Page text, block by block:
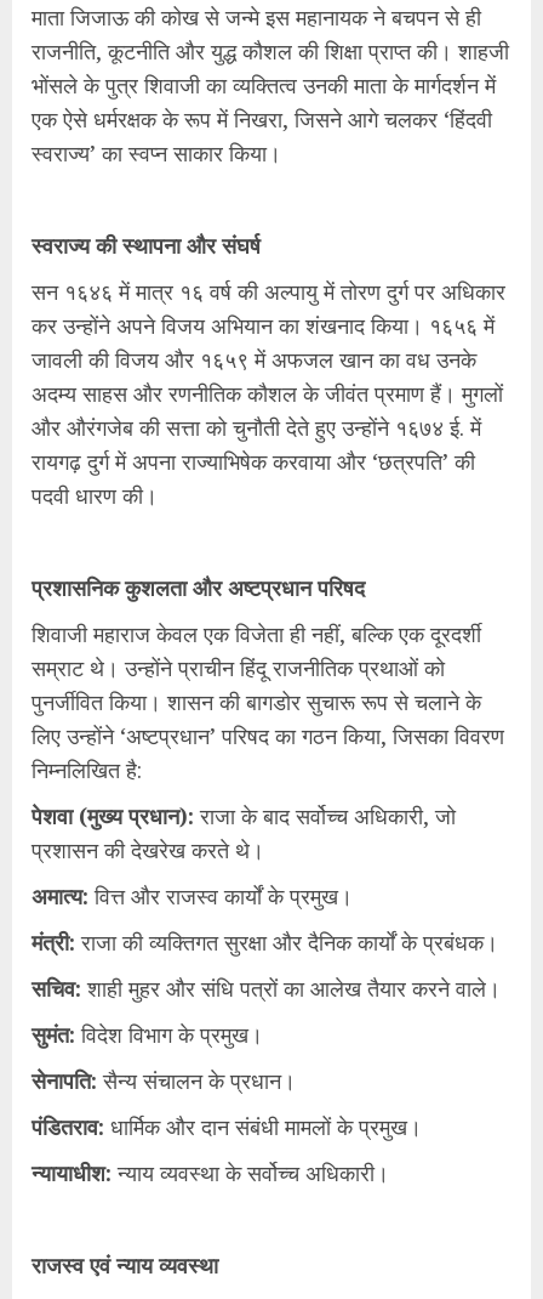
माता जिजाऊ की कोख से जन्मे इस महानायक ने बचपन से ही
राजनीति, कूटनीति और युद्ध कौशल की शिक्षा प्राप्त की। शाहजी
भोंसले के पुत्र शिवाजी का व्यक्तित्व उनकी माता के मार्गदर्शन में
एक ऐसे धर्मरक्षक के रूप में निखरा, जिसने आगे चलकर ‘हिंदवी
स्वराज्य’ का स्वप्न साकार किया।
स्वराज्य की स्थापना और संघर्ष
सन १६४६ में मात्र १६ वर्ष की अल्पायु में तोरण दुर्ग पर अधिकार
कर उन्होंने अपने विजय अभियान का शंखनाद किया। १६५६ में
जावली की विजय और १६५९ में अफजल खान का वध उनके
अदम्य साहस और रणनीतिक कौशल के जीवंत प्रमाण हैं। मुगलों
और औरंगजेब की सत्ता को चुनौती देते हुए उन्होंने १६७४ ई. में
रायगढ़ दुर्ग में अपना राज्याभिषेक करवाया और ‘छत्रपति’ की
पदवी धारण की।
प्रशासनिक कुशलता और अष्टप्रधान परिषद
शिवाजी महाराज केवल एक विजेता ही नहीं, बल्कि एक दूरदर्शी
सम्राट थे। उन्होंने प्राचीन हिंदू राजनीतिक प्रथाओं को
पुनर्जीवित किया। शासन की बागडोर सुचारू रूप से चलाने के
लिए उन्होंने ‘अष्टप्रधान’ परिषद का गठन किया, जिसका विवरण
निम्नलिखित है:
पेशवा (मुख्य प्रधान): राजा के बाद सर्वोच्च अधिकारी, जो
प्रशासन की देखरेख करते थे।
अमात्य: वित्त और राजस्व कार्यों के प्रमुख।
मंत्री: राजा की व्यक्तिगत सुरक्षा और दैनिक कार्यों के प्रबंधक।
सचिव: शाही मुहर और संधि पत्रों का आलेख तैयार करने वाले।
सुमंत: विदेश विभाग के प्रमुख।
सेनापति: सैन्य संचालन के प्रधान।
पंडितराव: धार्मिक और दान संबंधी मामलों के प्रमुख।
न्यायाधीश: न्याय व्यवस्था के सर्वोच्च अधिकारी।
राजस्व एवं न्याय व्यवस्था